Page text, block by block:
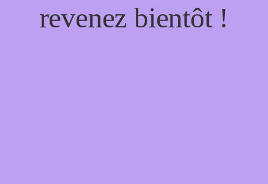
revenez bientôt !